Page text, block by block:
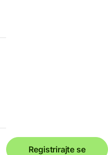
Registrirajte se